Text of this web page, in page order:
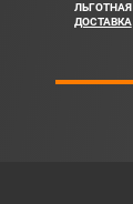
ЛЬГОТНАЯ
ДОСТАВКА